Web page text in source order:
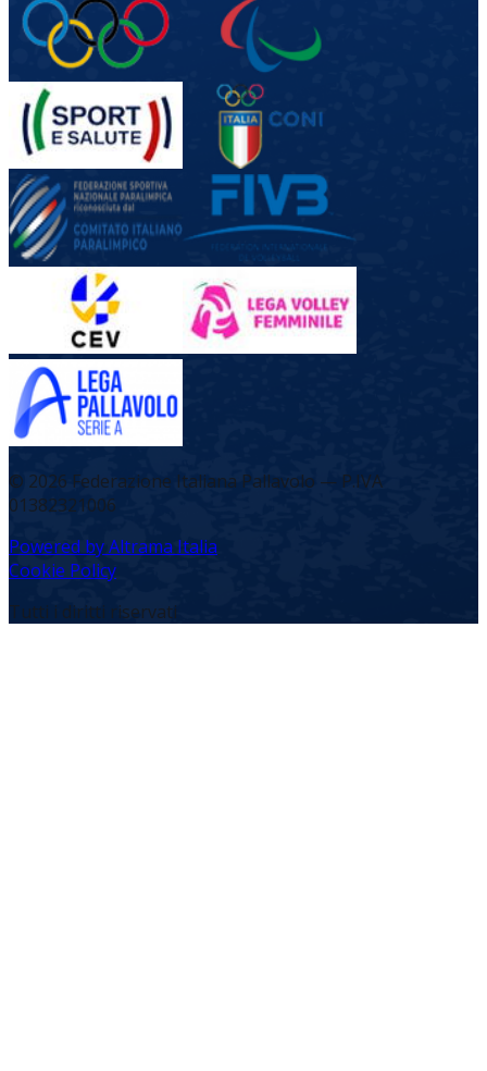
© 2026 Federazione Italiana Pallavolo — P.IVA
01382321006
Powered by Altrama Italia
Cookie Policy
Tutti i diritti riservati